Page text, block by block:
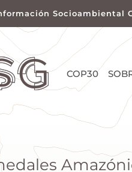
Socioambiental
COP30